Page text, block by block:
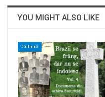
YOU MIGHT ALSO LIKE
Cultură